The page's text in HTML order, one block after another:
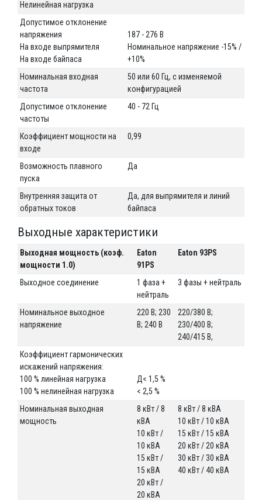
Нелинейная нагрузка
Допустимое отклонение
напряжения
На входе выпрямителя
На входе байпаса
187 - 276 В
Номинальное напряжение -15% /
+10%
Номинальная входная
частота
50 или 60 Гц, с изменяемой
конфигурацией
Допустимое отклонение
частоты
40 - 72 Гц
Коэффициент мощности на
входе
0,99
Возможность плавного
пуска
Да
Внутренняя защита от
обратных токов
Да, для выпрямителя и линий
байпаса
Выходные характеристики
Выходная мощность (коэф.
мощности 1.0)
Eaton
91PS
Eaton 93PS
Выходное соединение
1 фаза +
нейтраль
3 фазы + нейтраль
Номинальное выходное
напряжение
220 В; 230
В; 240 В
220/380 В;
230/400 В;
240/415 В,
Коэффициент гармонических
искажений напряжения:
100 % линейная нагрузка
100 % нелинейная нагрузка
Д< 1,5 %
< 2,5 %
Номинальная выходная
мощность
8 кВт / 8
кВА
10 кВт /
10 кВА
15 кВт /
15 кВА
20 кВт /
20 кВА
8 кВт / 8 кВА
10 кВт / 10 кВА
15 кВт / 15 кВА
20 кВт / 20 кВА
30 кВт / 30 кВА
40 кВт / 40 кВА